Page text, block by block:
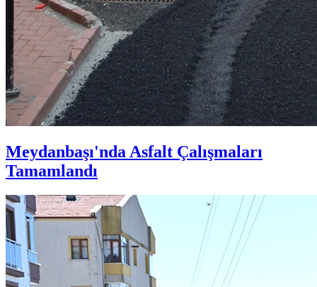
Meydanbaşı'nda Asfalt Çalışmaları
Tamamlandı